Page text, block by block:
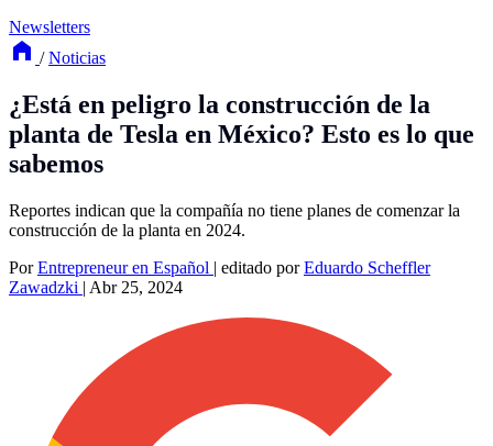
Newsletters
/ Noticias
¿Está en peligro la construcción de la
planta de Tesla en México? Esto es lo que
sabemos
Reportes indican que la compañía no tiene planes de comenzar la
construcción de la planta en 2024.
PorEntrepreneur en Español | editado porEduardo Scheffler
Zawadzki | Abr 25, 2024